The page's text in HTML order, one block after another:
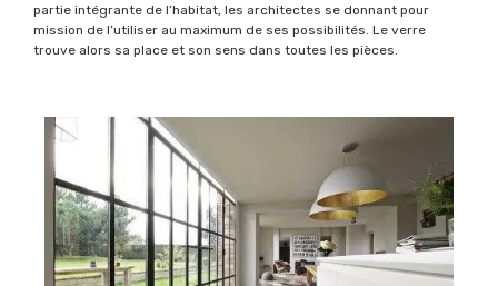
partie intégrante de l’habitat, les architectes se donnant pour
mission de l’utiliser au maximum de ses possibilités. Le verre
trouve alors sa place et son sens dans toutes les pièces.